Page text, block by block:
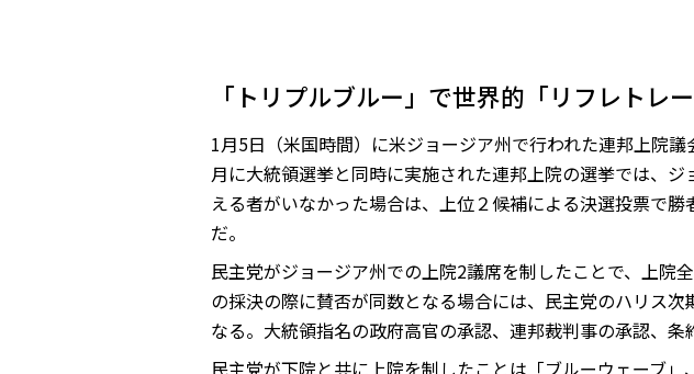
「トリプルブルー」で世界的「リフレトレ
1月5日（米国時間）に米ジョージア州で行われた連邦上院
月に大統領選挙と同時に実施された連邦上院の選挙では、
える者がいなかった場合は、上位２候補による決選投票で
だ。
民主党がジョージア州での上院2議席を制したことで、上院
の採決の際に賛否が同数となる場合には、民主党のハリス
なる。大統領指名の政府高官の承認、連邦裁判事の承認、条
民主党が下院と共に上院を制したことは「ブルーウェーブ